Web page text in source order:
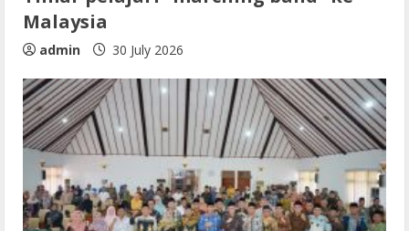
Malaysia
admin 30 July 2026